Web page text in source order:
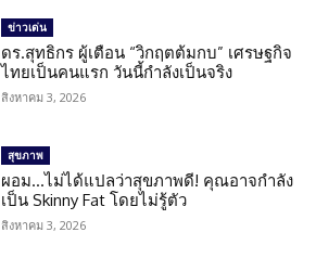
ข่าวเด่น
ดร.สุทธิกร ผู้เตือน “วิกฤตต้มกบ” เศรษฐกิจ
ไทยเป็นคนแรก วันนี้กำลังเป็นจริง
สิงหาคม 3, 2026
สุขภาพ
ผอม…ไม่ได้แปลว่าสุขภาพดี! คุณอาจกำลัง
เป็น Skinny Fat โดยไม่รู้ตัว
สิงหาคม 3, 2026